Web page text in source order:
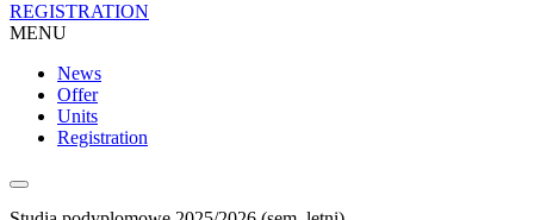
REGISTRATION
MENU
News
Offer
Units
Registration